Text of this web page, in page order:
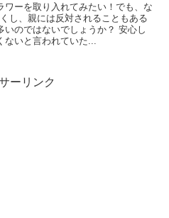
ーを取り入れてみたい！でも、な
し、親には反対されることもある
のではないでしょうか？ 安心し
いと言われていた...
ーリンク